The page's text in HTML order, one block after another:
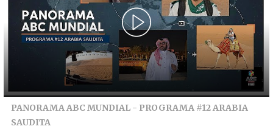
PANORAMA ABC MUNDIAL - PROGRAMA #12 ARABIA
SAUDITA